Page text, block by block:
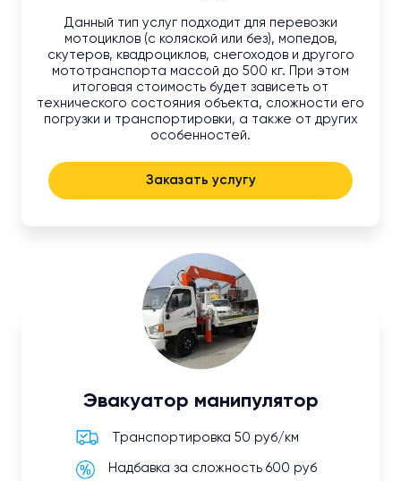
Данный тип услуг подходит для перевозки
мотоциклов (с коляской или без), мопедов,
скутеров, квадроциклов, снегоходов и другого
мототранспорта массой до 500 кг. При этом
итоговая стоимость будет зависеть от
технического состояния объекта, сложности его
погрузки и транспортировки, а также от других
особенностей.
Заказать услугу
Эвакуатор манипулятор
Транспортировка 50 руб/км
Надбавка за сложность 600 руб